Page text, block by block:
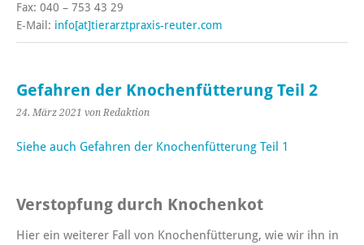
Fax: 040 – 753 43 29
E-Mail: info[at]tierarztpraxis-reuter.com
Gefahren der Knochenfütterung Teil 2
24. März 2021 von Redaktion
Siehe auch Gefahren der Knochenfütterung Teil 1
Verstopfung durch Knochenkot
Hier ein weiterer Fall von Knochenfütterung, wie wir ihn in